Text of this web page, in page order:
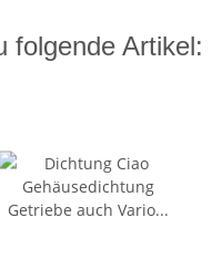
folgende Artikel: